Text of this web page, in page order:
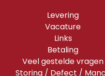
Levering
Vacature
Links
Betaling
Veel gestelde vragen
Storing / Defect /